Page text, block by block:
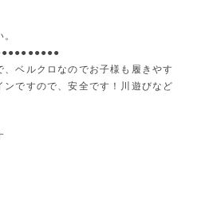
ベルクロなのでお子様も履きやす
ンですので、安全です！川遊びなど